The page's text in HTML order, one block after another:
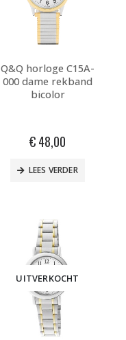
Q&Q horloge C15A-
000 dame rekband
bicolor
€48,00
LEES VERDER
UITVERKOCHT